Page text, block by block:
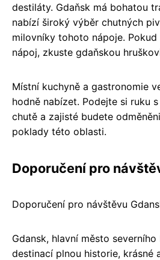
destiláty. Gdaňsk má bohatou
nabízí široký výběr chutných
milovníky tohoto nápoje.
nápoj, zkuste gdaňskou
Místní kuchyně a gastronomie
hodně nabízet. Podejte si ruku
chutě a zajisté budete
poklady této oblasti.
Doporučení pro
Doporučení pro návštěvu
Gdansk, hlavní město
destinací plnou historie, krásné